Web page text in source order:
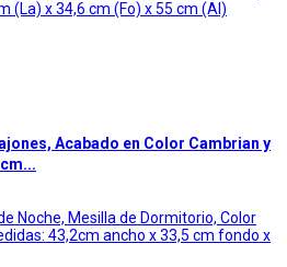
Acabado en Color Cambrian y